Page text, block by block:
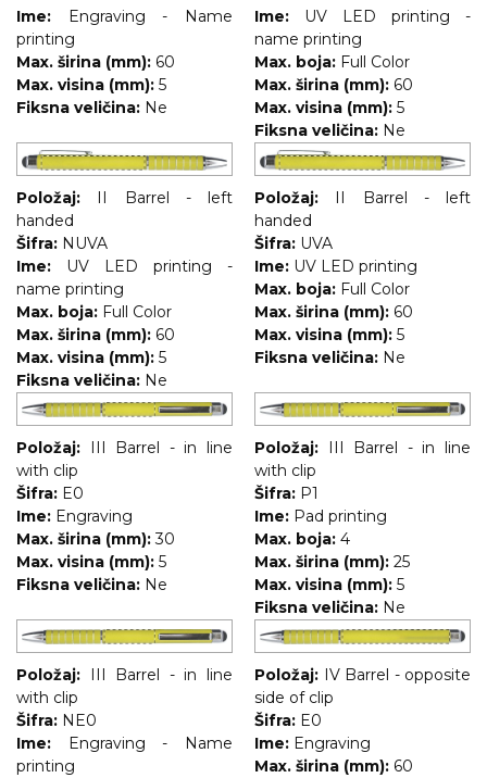
Ime:
Engraving - Name
printing
Max. širina (mm): 60
Max. visina (mm): 5
Fiksna veličina: Ne
Ime:
UV LED printing -
name printing
Max. boja: Full Color
Max. širina (mm): 60
Max. visina (mm): 5
Fiksna veličina: Ne
Položaj:
II Barrel - left
handed
Šifra: NUVA
Ime:
UV LED printing -
name printing
Max. boja: Full Color
Max. širina (mm): 60
Max. visina (mm): 5
Fiksna veličina: Ne
Položaj:
II Barrel - left
handed
Šifra: UVA
Ime: UV LED printing
Max. boja: Full Color
Max. širina (mm): 60
Max. visina (mm): 5
Fiksna veličina: Ne
Položaj:
III Barrel - in line
with clip
Šifra: E0
Ime: Engraving
Max. širina (mm): 30
Max. visina (mm): 5
Fiksna veličina: Ne
Položaj:
III Barrel - in line
with clip
Šifra: P1
Ime: Pad printing
Max. boja: 4
Max. širina (mm): 25
Max. visina (mm): 5
Fiksna veličina: Ne
Položaj:
III Barrel - in line
with clip
Šifra: NE0
Ime:
Engraving - Name
printing
Položaj: IV Barrel - opposite
side of clip
Šifra: E0
Ime: Engraving
Max. širina (mm): 60